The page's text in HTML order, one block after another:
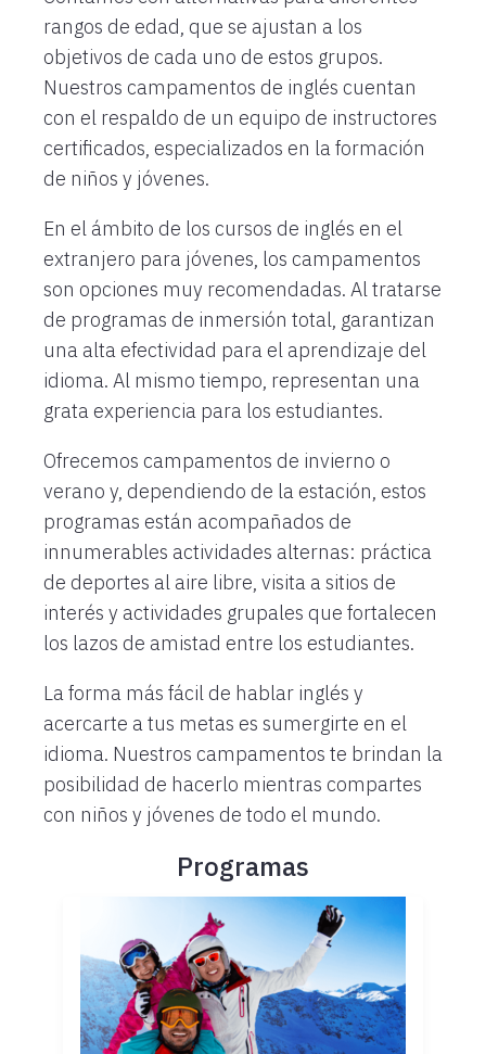
rangos de edad, que se ajustan a los
objetivos de cada uno de estos grupos.
Nuestros campamentos de inglés cuentan
con el respaldo de un equipo de instructores
certificados, especializados en la formación
de niños y jóvenes.
En el ámbito de los cursos de inglés en el
extranjero para jóvenes, los campamentos
son opciones muy recomendadas. Al tratarse
de programas de inmersión total, garantizan
una alta efectividad para el aprendizaje del
idioma. Al mismo tiempo, representan una
grata experiencia para los estudiantes.
Ofrecemos campamentos de invierno o
verano y, dependiendo de la estación, estos
programas están acompañados de
innumerables actividades alternas: práctica
de deportes al aire libre, visita a sitios de
interés y actividades grupales que fortalecen
los lazos de amistad entre los estudiantes.
La forma más fácil de hablar inglés y
acercarte a tus metas es sumergirte en el
idioma. Nuestros campamentos te brindan la
posibilidad de hacerlo mientras compartes
con niños y jóvenes de todo el mundo.
Programas